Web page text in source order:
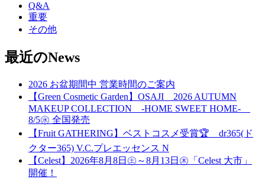
Q&A
重要
その他
最近のNews
2026 お盆期間中 営業時間のご案内
【Green Cosmetic Garden】OSAJI 2026 AUTUMN
MAKEUP COLLECTION -HOME SWEET HOME-
8/5㊌ 全国発売
【Fruit GATHERING】ベストコスメ受賞🏆 dr365(ド
クター365) V.C.プレエッセンス N
【Celest】2026年8月8日㊏～8月13日㊍「Celest 大市」
開催！